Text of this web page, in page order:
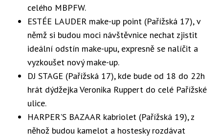
celého MBPFW.
ESTÉE LAUDER make-up point (Pařížská 17), v
němž si budou moci návštěvnice nechat zjistit
ideální odstín make-upu, expresně se nalíčit a
vyzkoušet nový make-up.
DJ STAGE (Pařížská 17), kde bude od 18 do 22h
hrát dýdžejka Veronika Ruppert do celé Pařížské
ulice.
HARPER'S BAZAAR kabriolet (Pařížská 19), z
něhož budou kamelot a hostesky rozdávat